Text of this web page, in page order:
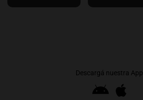
Descargá nuestra App